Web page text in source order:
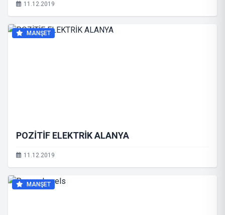
11.12.2019
MANŞET
POZİTİF ELEKTRİK ALANYA
11.12.2019
MANŞET